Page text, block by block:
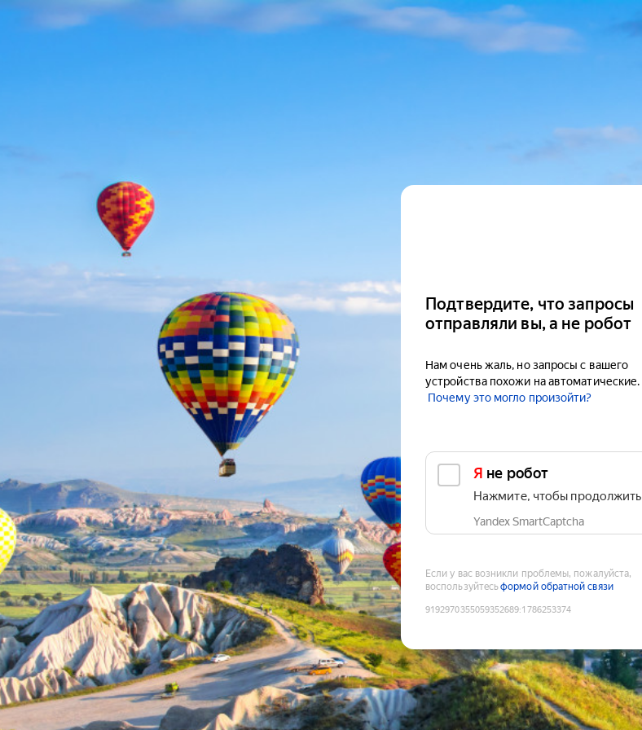
Подтвердите, что запросы
отправляли вы, а не робот
Нам очень жаль, но запросы с вашего
устройства похожи на автоматические.
Почему это могло произойти?
Я не робот
Нажмите, чтобы продолжить
Yandex SmartCaptcha
Если у вас возникли проблемы, пожалуйста,
воспользуйтесьформой обратной связи
9192970355059352689:1786253374